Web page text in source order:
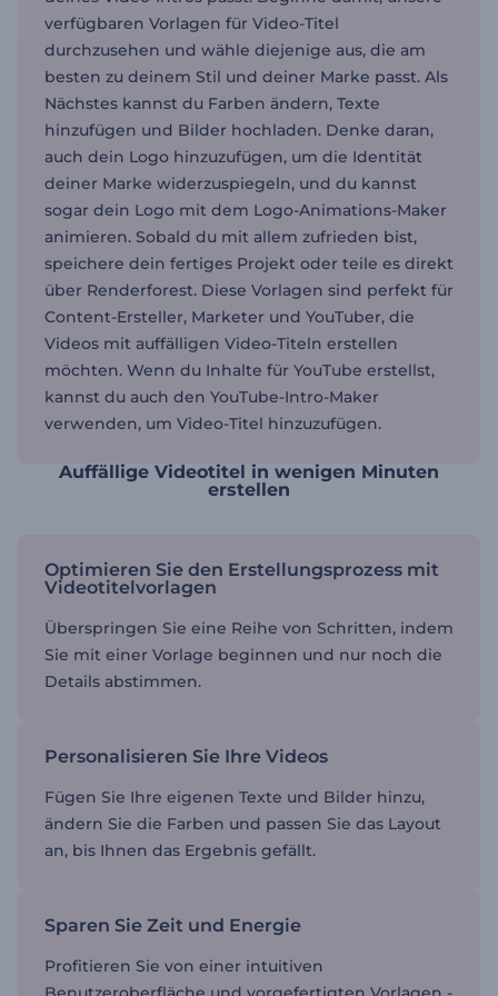
verfügbaren Vorlagen für Video-Titel
durchzusehen und wähle diejenige aus, die am
besten zu deinem Stil und deiner Marke passt. Als
Nächstes kannst du Farben ändern, Texte
hinzufügen und Bilder hochladen. Denke daran,
auch dein Logo hinzuzufügen, um die Identität
deiner Marke widerzuspiegeln, und du kannst
sogar dein Logo mit dem Logo-Animations-Maker
animieren. Sobald du mit allem zufrieden bist,
speichere dein fertiges Projekt oder teile es direkt
über Renderforest. Diese Vorlagen sind perfekt für
Content-Ersteller, Marketer und YouTuber, die
Videos mit auffälligen Video-Titeln erstellen
möchten. Wenn du Inhalte für YouTube erstellst,
kannst du auch den YouTube-Intro-Maker
verwenden, um Video-Titel hinzuzufügen.
Auffällige Videotitel in wenigen Minuten
erstellen
Optimieren Sie den Erstellungsprozess mit
Videotitelvorlagen
Überspringen Sie eine Reihe von Schritten, indem
Sie mit einer Vorlage beginnen und nur noch die
Details abstimmen.
Personalisieren Sie Ihre Videos
Fügen Sie Ihre eigenen Texte und Bilder hinzu,
ändern Sie die Farben und passen Sie das Layout
an, bis Ihnen das Ergebnis gefällt.
Sparen Sie Zeit und Energie
Profitieren Sie von einer intuitiven